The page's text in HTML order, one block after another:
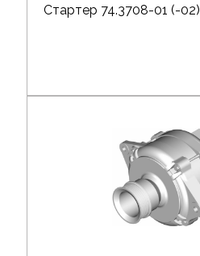
Стартер 74.3708-01 (-02)